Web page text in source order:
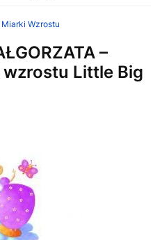
Miarki Wzrostu
–
Little Big